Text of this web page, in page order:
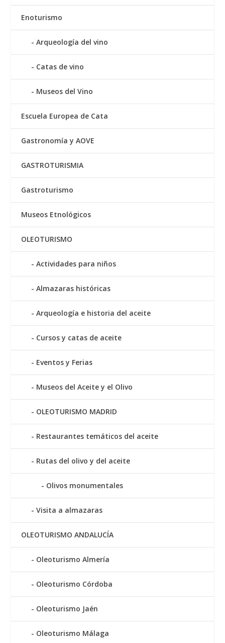
Enoturismo
Arqueología del vino
Catas de vino
Museos del Vino
Escuela Europea de Cata
Gastronomía y AOVE
GASTROTURISMIA
Gastroturismo
Museos Etnológicos
OLEOTURISMO
Actividades para niños
Almazaras históricas
Arqueología e historia del aceite
Cursos y catas de aceite
Eventos y Ferias
Museos del Aceite y el Olivo
OLEOTURISMO MADRID
Restaurantes temáticos del aceite
Rutas del olivo y del aceite
Olivos monumentales
Visita a almazaras
OLEOTURISMO ANDALUCÍA
Oleoturismo Almería
Oleoturismo Córdoba
Oleoturismo Jaén
Oleoturismo Málaga